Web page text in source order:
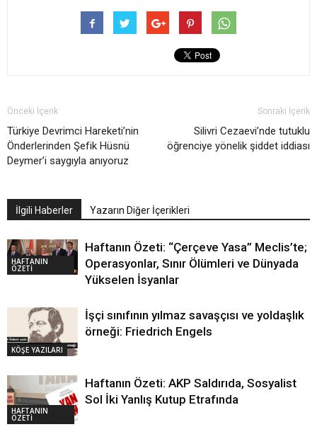
Önceki İçerik
Türkiye Devrimci Hareketi’nin
Önderlerinden Şefik Hüsnü
Deymer’i saygıyla anıyoruz
Sonraki İçerik
Silivri Cezaevi’nde tutuklu
öğrenciye yönelik şiddet iddiası
İlgili Haberler Yazarın Diğer İçerikleri
HAFTANIN
ÖZETİ
Haftanın Özeti: “Çerçeve Yasa” Meclis’te;
Operasyonlar, Sınır Ölümleri ve Dünyada
Yükselen İsyanlar
KÖŞE YAZILARI
İşçi sınıfının yılmaz savaşçısı ve yoldaşlık
örneği: Friedrich Engels
HAFTANIN
ÖZETİ
Haftanın Özeti: AKP Saldırıda, Sosyalist
Sol İki Yanlış Kutup Etrafında